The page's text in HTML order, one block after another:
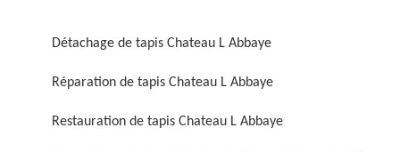
Réparation de fauteuil,
chaise et siège 59
Réfection de fauteuil,
chaise et siège 59
Détachage de tapis Chateau L Abbaye
Réparation de tapis Chateau L Abbaye
Restauration de tapis Chateau L Abbaye